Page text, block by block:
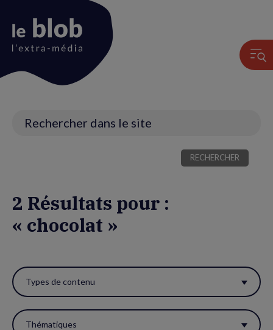
2 Résultats pour :
« chocolat »
ces
filtres
pour
Types de contenu
Thématiques